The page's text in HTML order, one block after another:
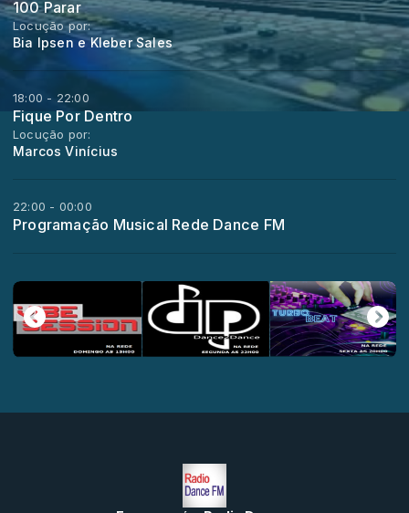
100 Parar
Locução por:
Bia Ipsen e Kleber Sales
18:00 - 22:00
Fique Por Dentro
Locução por:
Marcos Vinícius
22:00 - 00:00
Programação Musical Rede Dance FM